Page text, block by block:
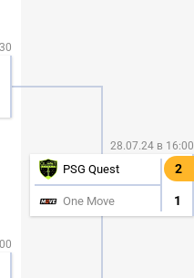
28.07.24 в 16:00
PSG Quest 2
2
One Move 1